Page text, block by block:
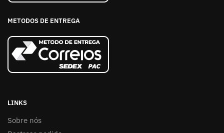
METODOS DE ENTREGA
LINKS
Sobre nós